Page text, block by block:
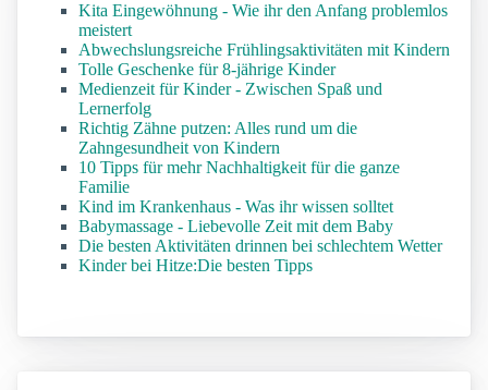
Kita Eingewöhnung - Wie ihr den Anfang problemlos
meistert
Abwechslungsreiche Frühlingsaktivitäten mit Kindern
Tolle Geschenke für 8-jährige Kinder
Medienzeit für Kinder - Zwischen Spaß und
Lernerfolg
Richtig Zähne putzen: Alles rund um die
Zahngesundheit von Kindern
10 Tipps für mehr Nachhaltigkeit für die ganze
Familie
Kind im Krankenhaus - Was ihr wissen solltet
Babymassage - Liebevolle Zeit mit dem Baby
Die besten Aktivitäten drinnen bei schlechtem Wetter
Kinder bei Hitze:Die besten Tipps